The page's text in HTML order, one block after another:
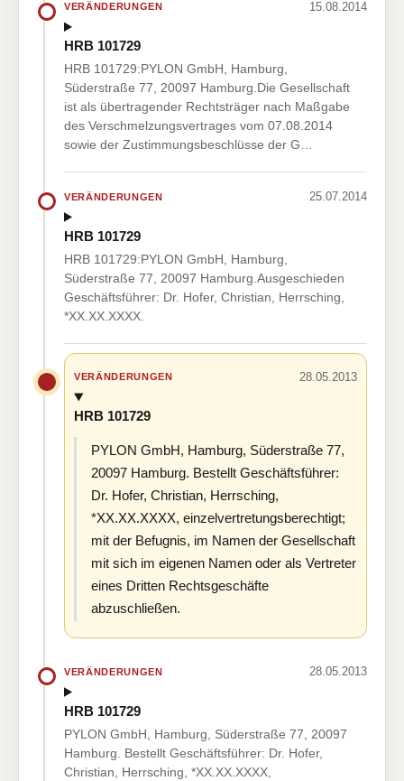
VERÄNDERUNGEN 15.08.2014
HRB 101729
HRB 101729:PYLON GmbH, Hamburg,
Süderstraße 77, 20097 Hamburg.Die Gesellschaft
ist als übertragender Rechtsträger nach Maßgabe
des Verschmelzungsvertrages vom 07.08.2014
sowie der Zustimmungsbeschlüsse der G…
VERÄNDERUNGEN 25.07.2014
HRB 101729
HRB 101729:PYLON GmbH, Hamburg,
Süderstraße 77, 20097 Hamburg.Ausgeschieden
Geschäftsführer: Dr. Hofer, Christian, Herrsching,
*XX.XX.XXXX.
VERÄNDERUNGEN 28.05.2013
HRB 101729
PYLON GmbH, Hamburg, Süderstraße 77,
20097 Hamburg. Bestellt Geschäftsführer:
Dr. Hofer, Christian, Herrsching,
*XX.XX.XXXX, einzelvertretungsberechtigt;
mit der Befugnis, im Namen der Gesellschaft
mit sich im eigenen Namen oder als Vertreter
eines Dritten Rechtsgeschäfte
abzuschließen.
VERÄNDERUNGEN 28.05.2013
HRB 101729
PYLON GmbH, Hamburg, Süderstraße 77, 20097
Hamburg. Bestellt Geschäftsführer: Dr. Hofer,
Christian, Herrsching, *XX.XX.XXXX,